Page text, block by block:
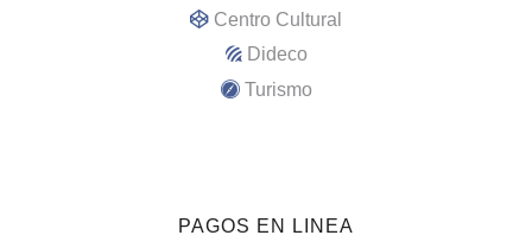
Centro Cultural
Dideco
Turismo
PAGOS EN LINEA